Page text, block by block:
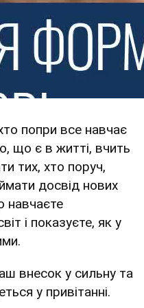
попри все навчає
що є в житті, вчить
тих, хто поруч,
досвід нових
навчаєте
і показуєте, як у
внесок у сильну та
у привітанні.